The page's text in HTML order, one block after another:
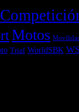
Motos
Trial WorldSBK